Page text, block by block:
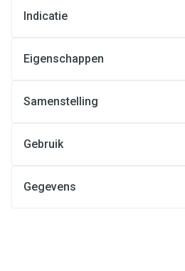
Indicatie
Eigenschappen
Samenstelling
Gebruik
Gegevens